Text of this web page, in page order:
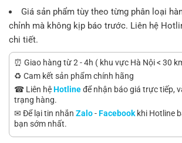
Giá sản phẩm tùy theo từng phân loại
chỉnh mà không kịp báo trước. Liên hệ
chi tiết.
⏰ Giao hàng từ 2 - 4h ( khu vực Hà Nội < 30
♻️ Cam kết sản phẩm chính hãng
☎ Liên hệHotlineđể nhận báo giá trực tiếp,
trạng hàng.
✉ Để lại tin nhắn Zalo-Facebook khi Hotline
bạn sớm nhất.